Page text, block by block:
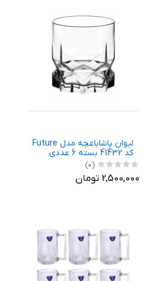
لیوان پاشاباغچه مدل Future
کد 41432 بسته 6 عددی
(0)
2,500,000 تومان